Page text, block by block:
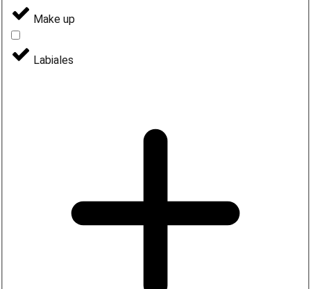
Make up
Labiales